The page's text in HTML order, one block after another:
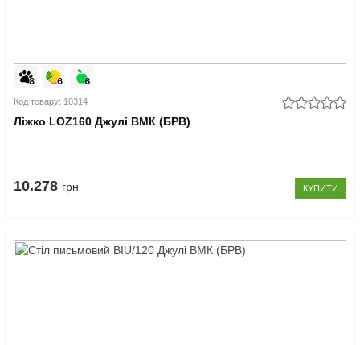
Код товару: 10314
Ліжко LOZ160 Джулі ВМК (БРВ)
10.278 грн КУПИТИ